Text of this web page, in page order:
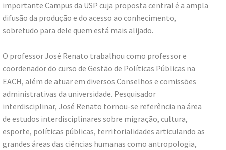
importante Campus da USP cuja proposta central é a ampla
difusão da produção e do acesso ao conhecimento,
sobretudo para dele quem está mais alijado.
O professor José Renato trabalhou como professor e
coordenador do curso de Gestão de Políticas Públicas na
EACH, além de atuar em diversos Conselhos e comissões
administrativas da universidade. Pesquisador
interdisciplinar, José Renato tornou-se referência na área
de estudos interdisciplinares sobre migração, cultura,
esporte, políticas públicas, territorialidades articulando as
grandes áreas das ciências humanas como antropologia,